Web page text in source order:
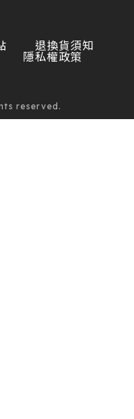
退換貨須知
隱私權政策
reserved.